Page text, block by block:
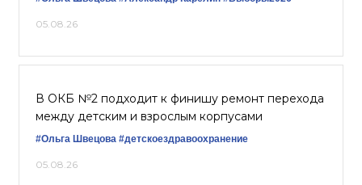
05.08.26
В ОКБ №2 подходит к финишу ремонт перехода
между детским и взрослым корпусами
#Ольга Швецова #детскоездравоохранение
05.08.26